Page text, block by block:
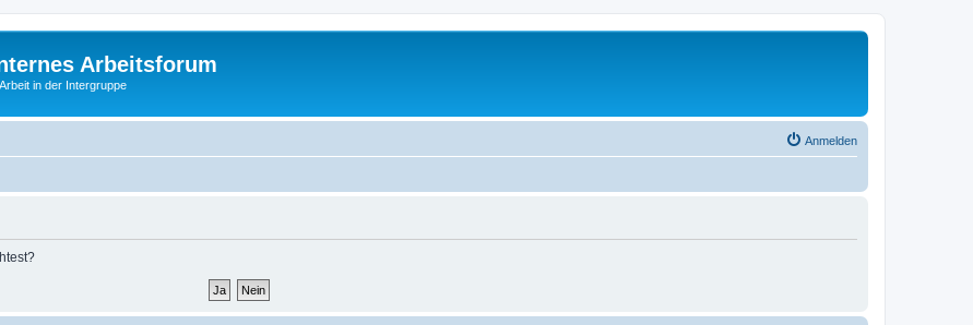
Arbeitsforum
in der Intergruppe
Anmelden